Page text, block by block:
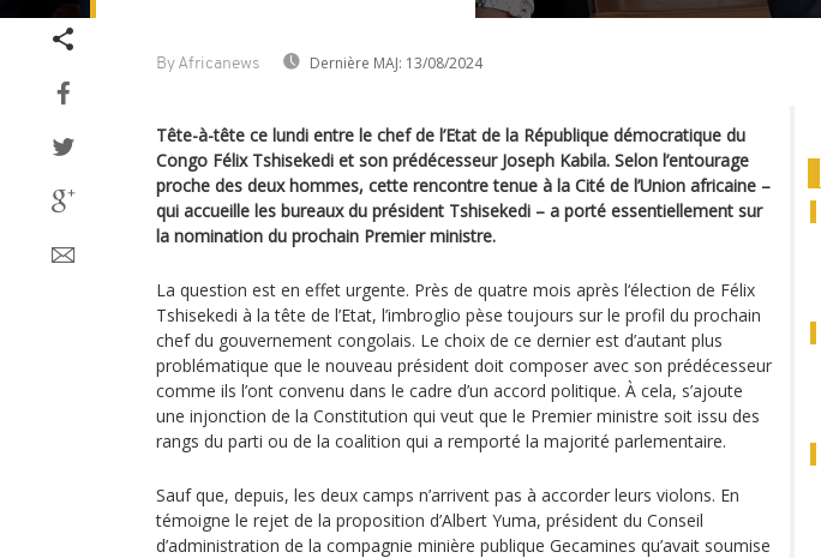
By Africanews Dernière MAJ: 13/08/2024
Tête-à-tête ce lundi entre le chef de l’Etat de la République démocratique du
Congo Félix Tshisekedi et son prédécesseur Joseph Kabila. Selon l’entourage
proche des deux hommes, cette rencontre tenue à la Cité de l’Union africaine –
qui accueille les bureaux du président Tshisekedi – a porté essentiellement sur
la nomination du prochain Premier ministre.
La question est en effet urgente. Près de quatre mois après l‘élection de Félix
Tshisekedi à la tête de l’Etat, l’imbroglio pèse toujours sur le profil du prochain
chef du gouvernement congolais. Le choix de ce dernier est d’autant plus
problématique que le nouveau président doit composer avec son prédécesseur
comme ils l’ont convenu dans le cadre d’un accord politique. À cela, s’ajoute
une injonction de la Constitution qui veut que le Premier ministre soit issu des
rangs du parti ou de la coalition qui a remporté la majorité parlementaire.
Sauf que, depuis, les deux camps n’arrivent pas à accorder leurs violons. En
témoigne le rejet de la proposition d’Albert Yuma, président du Conseil
d’administration de la compagnie minière publique Gecamines qu’avait soumise